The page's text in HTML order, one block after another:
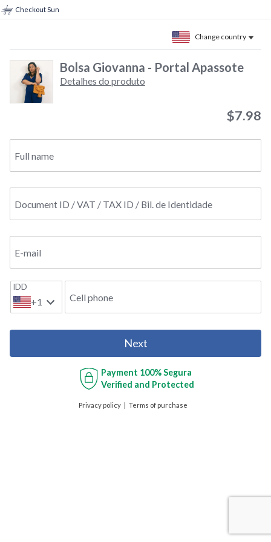
Checkout Sun
Change country
Bolsa Giovanna - Portal Apassote
Detalhes do produto
$7.98
Full name
Document ID / VAT / TAX ID / Bil. de Identidade
E-mail
IDD
+1 Cell phone
Next
Payment 100% Segura
Verified and Protected
Privacy policy Terms of purchase